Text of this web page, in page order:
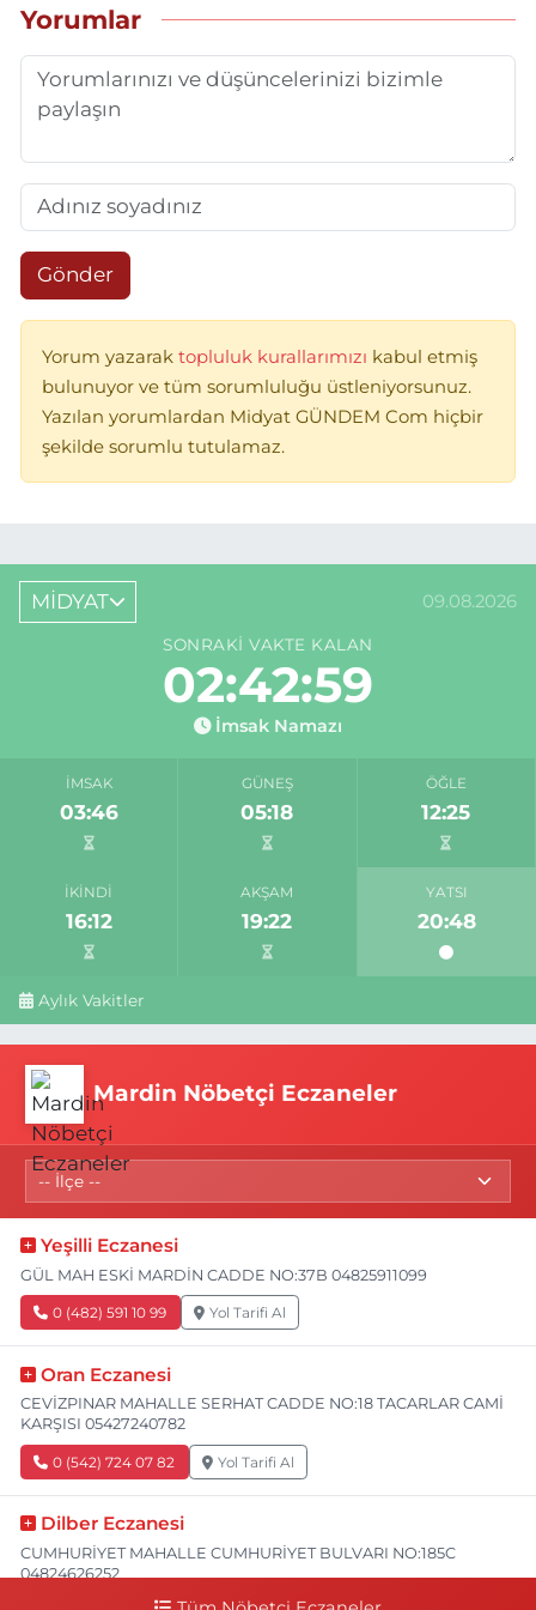
Yorumlar
Gönder
Yorum yazarak topluluk kurallarımızı kabul etmiş
bulunuyor ve tüm sorumluluğu üstleniyorsunuz.
Yazılan yorumlardan Midyat GÜNDEM Com hiçbir
şekilde sorumlu tutulamaz.
MİDYAT 09.08.2026
SONRAKI VAKTE KALAN
02:42:59
İmsak Namazı
İMSAK
03:46
GÜNEŞ
05:18
ÖĞLE
12:25
İKINDI
16:12
AKŞAM
19:22
YATSI
20:48
Aylık Vakitler
Mardin Nöbetçi Eczaneler
Yeşilli Eczanesi
GÜL MAH ESKİ MARDİN CADDE NO:37B 04825911099
0 (482) 591 10 99 Yol Tarifi Al
Oran Eczanesi
CEVİZPINAR MAHALLE SERHAT CADDE NO:18 TACARLAR CAMİ
KARŞISI 05427240782
0 (542) 724 07 82 Yol Tarifi Al
Dilber Eczanesi
CUMHURİYET MAHALLE CUMHURİYET BULVARI NO:185C
04824626252